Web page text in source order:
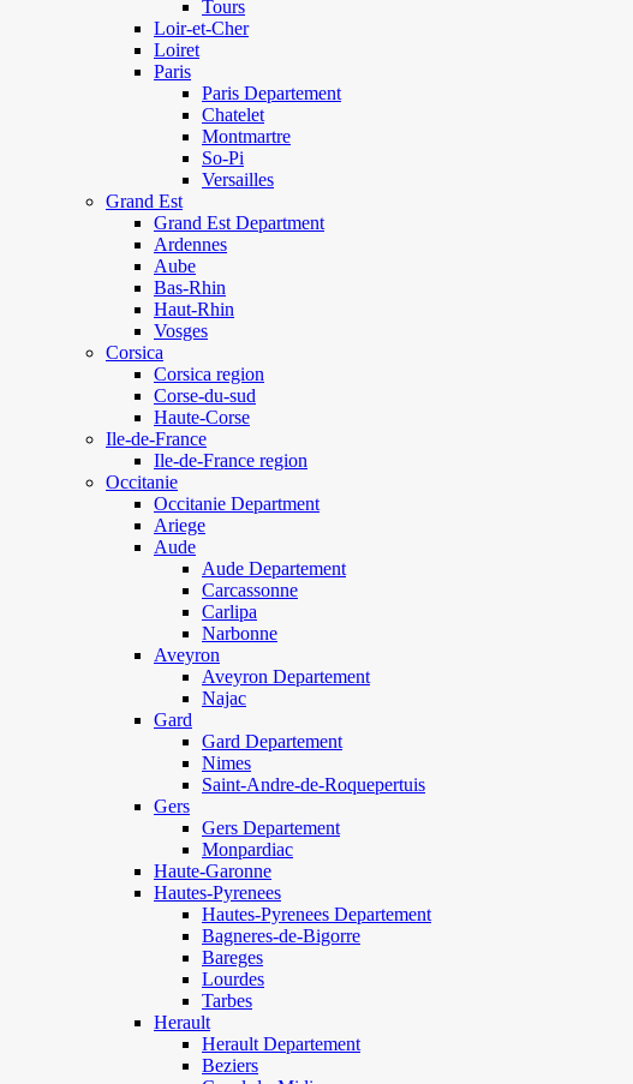
Tours
Loir-et-Cher
Loiret
Paris
Paris Departement
Chatelet
Montmartre
So-Pi
Versailles
Grand Est
Grand Est Department
Ardennes
Aube
Bas-Rhin
Haut-Rhin
Vosges
Corsica
Corsica region
Corse-du-sud
Haute-Corse
Ile-de-France
Ile-de-France region
Occitanie
Occitanie Department
Ariege
Aude
Aude Departement
Carcassonne
Carlipa
Narbonne
Aveyron
Aveyron Departement
Najac
Gard
Gard Departement
Nimes
Saint-Andre-de-Roquepertuis
Gers
Gers Departement
Monpardiac
Haute-Garonne
Hautes-Pyrenees
Hautes-Pyrenees Departement
Bagneres-de-Bigorre
Bareges
Lourdes
Tarbes
Herault
Herault Departement
Beziers